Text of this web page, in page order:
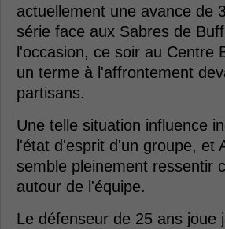
actuellement une avance de
série face aux Sabres de
l'occasion, ce soir au Centre
un terme à l'affrontement
partisans.
Une telle situation influence
l'état d'esprit d'un groupe, et
semble pleinement ressentir
autour de l'équipe.
Le défenseur de 25 ans joue